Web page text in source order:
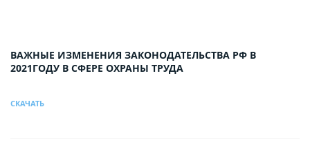
ВАЖНЫЕ ИЗМЕНЕНИЯ ЗАКОНОДАТЕЛЬСТВА РФ В
2021ГОДУ В СФЕРЕ ОХРАНЫ ТРУДА
СКАЧАТЬ